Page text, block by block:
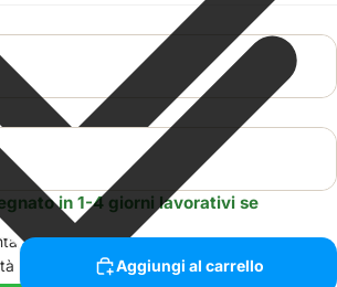
in 1-4 giorni lavorativi se
Aggiungi al carrello